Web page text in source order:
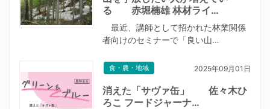
る 赤堀楠雄 林材ライ…
最近、講師として招かれた林業関係
者向けのセミナーで「良い山…
食・農・地域 2025年09月01日
消えた「サヴァ缶」 佐々木ひ
ろこ フードジャーナ…